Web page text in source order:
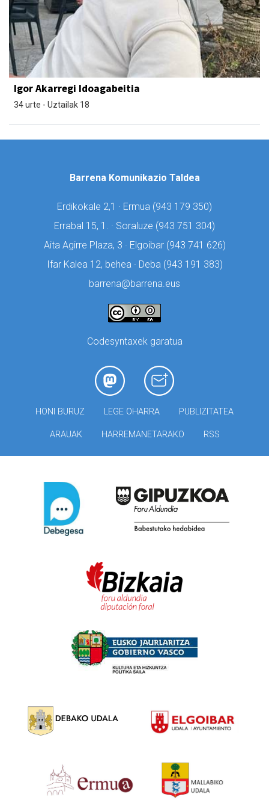
Igor Akarregi Idoagabeitia
34 urte - Uztailak 18
Barrena Komunikazio Taldea
Erdikokale 2,1 · Ermua (943 179 350)
Errabal 15, 1. · Soraluze (943 751 304)
Aita Agirre Plaza, 3 · Elgoibar (943 741 626)
Ifar Kalea 12, behea · Deba (943 191 383)
barrena@barrena.eus
Codesyntaxek garatua
HONI BURUZ LEGE OHARRA PUBLIZITATEA
ARAUAK HARREMANETARAKO RSS